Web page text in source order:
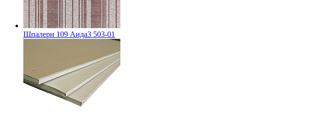
Шпалери 109 Аида3 503-01